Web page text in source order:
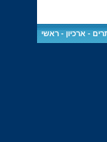
- ארכיון -ראשי